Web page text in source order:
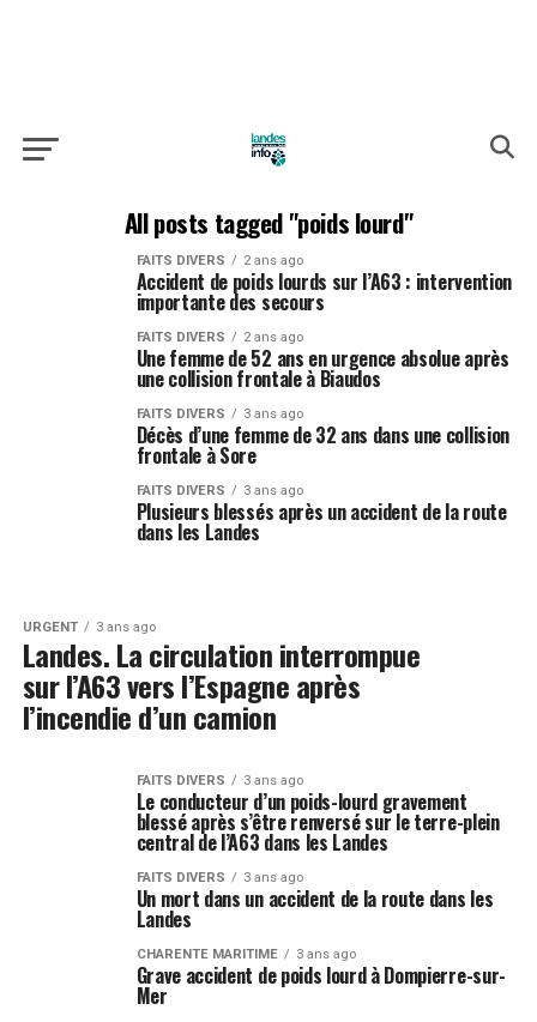
All posts tagged "poids lourd"
FAITS DIVERS 2 ans ago
Accident de poids lourds sur l’A63 : intervention
importante des secours
FAITS DIVERS 2 ans ago
Une femme de 52 ans en urgence absolue après
une collision frontale à Biaudos
FAITS DIVERS 3 ans ago
Décès d’une femme de 32 ans dans une collision
frontale à Sore
FAITS DIVERS 3 ans ago
Plusieurs blessés après un accident de la route
dans les Landes
URGENT 3 ans ago
Landes. La circulation interrompue
sur l’A63 vers l’Espagne après
l’incendie d’un camion
FAITS DIVERS 3 ans ago
Le conducteur d’un poids-lourd gravement
blessé après s’être renversé sur le terre-plein
central de l’A63 dans les Landes
FAITS DIVERS 3 ans ago
Un mort dans un accident de la route dans les
Landes
CHARENTE MARITIME 3 ans ago
Grave accident de poids lourd à Dompierre-sur-
Mer